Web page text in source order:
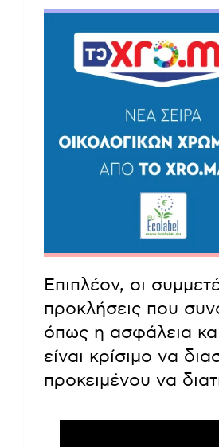
Επιπλέον, οι
προκλήσεις που
όπως η ασφάλεια
είναι κρίσιμο να
προκειμένου να